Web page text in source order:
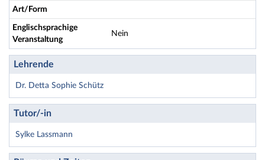
Art/Form
Englischsprachige
Veranstaltung
Nein
Lehrende
Dr. Detta Sophie Schütz
Tutor/-in
Sylke Lassmann